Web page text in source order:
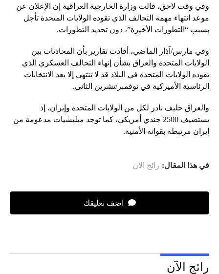
وفي وقت لاحق، قالت وزارة الخارجية العراقية إن الإعلان عن
موعد انتهاء مهمة التحالف الذي تقوده الولايات المتحدة تأجل
بسبب “التطورات الأخيرة”، دون تحديد التطورات.
وفي مارس/آذار الماضي، أفادت تقارير بأن المحادثات بين
الولايات المتحدة والعراق بشأن إنهاء التحالف العسكري الذي
تقوده الولايات المتحدة في البلاد قد لا تنتهي إلا بعد الانتخابات
الرئاسية الأميركية في نوفمبر/تشرين الثاني.
والعراق حليف نادر لكل من الولايات المتحدة وإيران، إذ
يستضيف 2500 جندي أمريكي، كما توجد ميليشيات مدعومة من
إيران مرتبطة بقواته الأمنية.
في هذا المقال: رائج الآن
اضف تعليقك
رائج الآن